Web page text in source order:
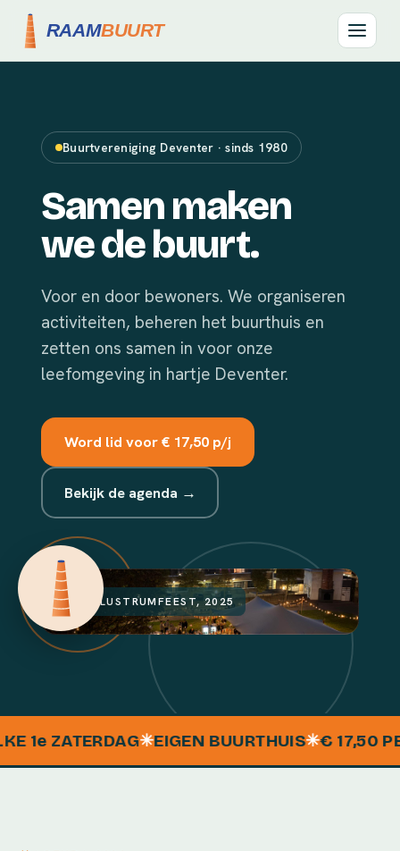
Buurtvereniging Deventer · sinds 1980
Samen maken
we de buurt.
Voor en door bewoners. We organiseren
activiteiten, beheren het buurthuis en
zetten ons samen in voor onze
leefomgeving in hartje Deventer.
Word lid voor € 17,50 p/j
Bekijk de agenda →
HET LUSTRUMFEEST, 2025
eZATERDAG✳EIGEN BUURTHUIS✳€ 17,50 PER